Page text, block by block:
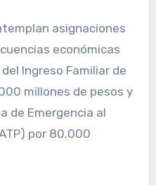
asignaciones
económicas
Ingreso Familiar de
millones de pesos y
de Emergencia al
por 80.000